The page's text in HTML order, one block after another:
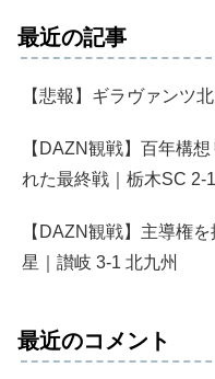
最近の記事
【悲報】ギラヴァンツ
【DAZN観戦】百年構
れた最終戦｜栃木SC 2-
【DAZN観戦】主導権
星｜讃岐 3-1 北九州
最近のコメント